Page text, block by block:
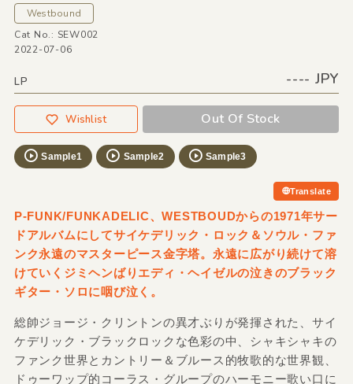
Westbound
Cat No.: SEW002
2022-07-06
LP ---- JPY
Wishlist Out Of Stock
Sample1 Sample2 Sample3
Translate
P-FUNK/FUNKADELIC、WESTBOUDからの1971年サー
ドアルバムにしてサイケデリック・ロック＆ソウル・ファ
ンク永遠のマスターピース金字塔。永遠に広がり続けて溶
けていくジミヘンばりエディ・ヘイゼルの泣きのブラック
ギター・ソロに咽び泣く。
総帥ジョージ・クリントンの異才ぶりが発揮された、サイ
ケデリック・ブラックロックな色彩の中、シャキシャキの
ファンク世界とカントリー＆ブルース的牧歌的な世界観、
ドゥーワップ的コーラス・グループのハーモニー歌い口に